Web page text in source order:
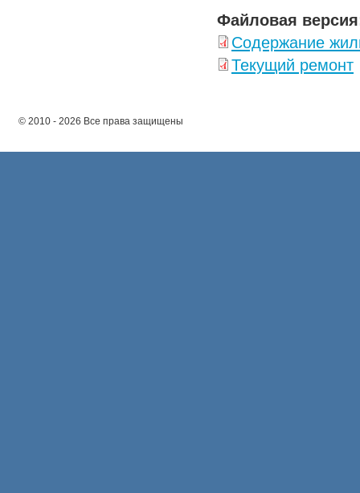
Файловая
Содержание
Текущий ремонт
© 2010 - 2026 Все права защищены